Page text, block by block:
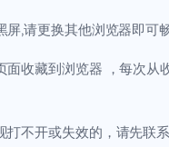
屏,请更换其他浏览器即可
面收藏到浏览器 ，每次从
打不开或失效的，请先联